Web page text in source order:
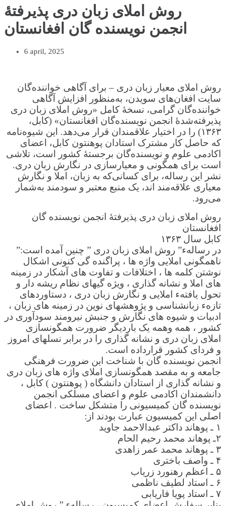
روش املای زبان دری پذيرفتۀ
انجمن نويسنده گان افغانستان
6 april, 2025
روش املای معیار زبان دری – برای آگاهی خواننده‌گان
سایت افغان‌های سویدن، به‌منظور افزایش آگاهی
خواننده‌گان گرامی، نسخهٔ کامل «روش املای زبان دری
پذیرفته‌شدهٔ انجمن نویسنده‌گان افغانستان» (کابل،
۱۳۶۳) را در اختیار علاقمندان قرار می‌دهد. این شیوه‌نامه
که حاصل کار مشترک استادان پوهنتون کابل، اعضای
اکادمی علوم و نویسنده‌گان برجستهٔ کشور است، تلاشی‌
است برای همگونی و معیارسازی در نگارش زبان دری.
نشر این رساله، برای کسانی‌که به زبان، املا و نگارش
معیاری علاقه‌مند اند، یک منبع معتبر و سودمند به‌شمار
می‌رود.
روش املای زبان دری پذيرفتۀ انجمن نويسنده گان
افغانستان
کابل سال ۱۳۶۳
در رسالهء” روش املای زبان دری ” چنین آمده است:”
ناهمگونی املایی واژه ها ، پراگنده گی کنونی اشکال
نوشتن کلمه ها ، اختلافات و تفاوت های آشکار در زمینه
های املا و نشانه گذاری ، ویژه گیهای نظام ریشه دار و
تحول یافتهء املایی و نگارش زبان دری ، دستاوردهای
تازهء زبانشناسی و پژوهشهای نوین در زمینه های زبان ،
ادبیات و شیوه های نگارش و جنبش نیرومند سودآوری در
کشور ، همه وهمه یک باردیگر ضرورت همگونسازی
املای زبان دری و نشانه گذاری را در برابر نسلهای امروز
و فردای کشور قرارداده است.
انجمن نویسنده گان با شناخت این ضرورت فرهنگی
جامعه و به مقصد همگونسازی املای واژه های زبان دری
و نشانه گذاری از استادان دانشگاه ( پوهنتون ) کابل ،
دانشمندان اکادمی علوم و اعضای مسلکی انجمن
نویسنده گان کمیسیونی را متشکل ساخت . اعضای
اصلی این کمیسیون عبارت بودند از:
۱ ـ پوهاند داکتر عبدالاحمد جاوید
۲ـ پوهاند محمد رحیم الحام
۳ ـ پوهاند محمد عمر زاهدی
۴ ـ واصف باختری
۵ ـ اعظم رهنورد زریاب
۶ ـ استاد لطیف ناظمی
۷ ـ استاد پویا فاریابی